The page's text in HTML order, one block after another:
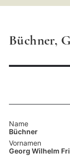
Suchbegriff
Büchner,
Name
Büchner
Vornamen
Georg Wilhelm